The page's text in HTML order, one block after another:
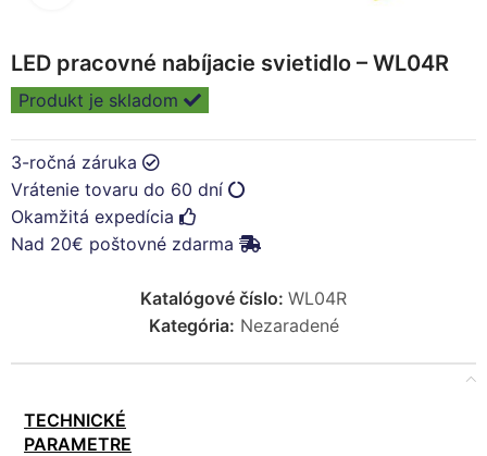
LED pracovné nabíjacie svietidlo – WL04R
Produkt je skladom
3-ročná záruka
Vrátenie tovaru do 60 dní
Okamžitá expedícia
Nad 20€ poštovné zdarma
Katalógové číslo: WL04R
Kategória: Nezaradené
TECHNICKÉ
PARAMETRE